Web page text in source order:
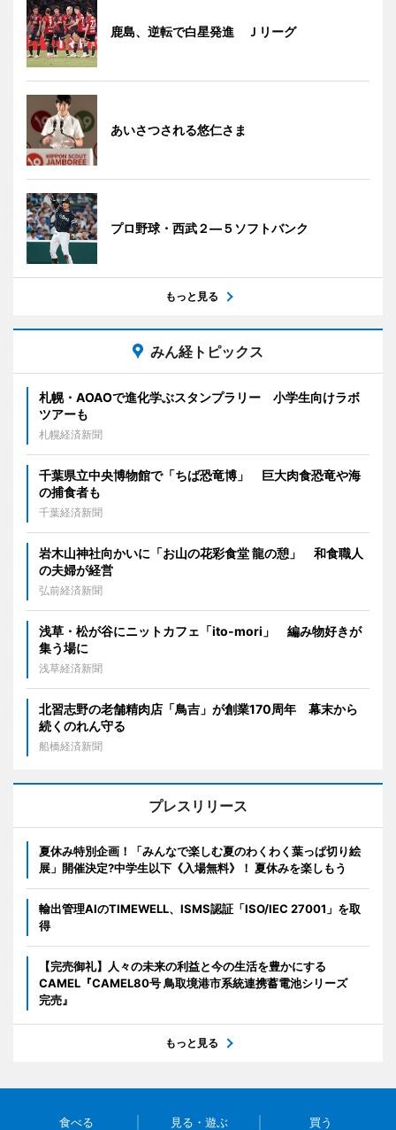
鹿島、逆転で白星発進 Ｊリーグ
あいさつされる悠仁さま
プロ野球・西武２―５ソフトバンク
もっと見る
みん経トピックス
札幌・AOAOで進化学ぶスタンプラリー 小学生向けラボ
ツアーも
札幌経済新聞
千葉県立中央博物館で「ちば恐竜博」 巨大肉食恐竜や海
の捕食者も
千葉経済新聞
岩木山神社向かいに「お山の花彩食堂 龍の憩」 和食職人
の夫婦が経営
弘前経済新聞
浅草・松が谷にニットカフェ「ito-mori」 編み物好きが
集う場に
浅草経済新聞
北習志野の老舗精肉店「鳥吉」が創業170周年 幕末から
続くのれん守る
船橋経済新聞
プレスリリース
夏休み特別企画！「みんなで楽しむ夏のわくわく葉っぱ切り絵
展」開催決定?中学生以下《入場無料》！ 夏休みを楽しもう
輸出管理AIのTIMEWELL、ISMS認証「ISO/IEC 27001」を取
得
【完売御礼】人々の未来の利益と今の生活を豊かにする
CAMEL『CAMEL80号 鳥取境港市系統連携蓄電池シリーズ
完売』
もっと見る
食べる 見る・遊ぶ 買う